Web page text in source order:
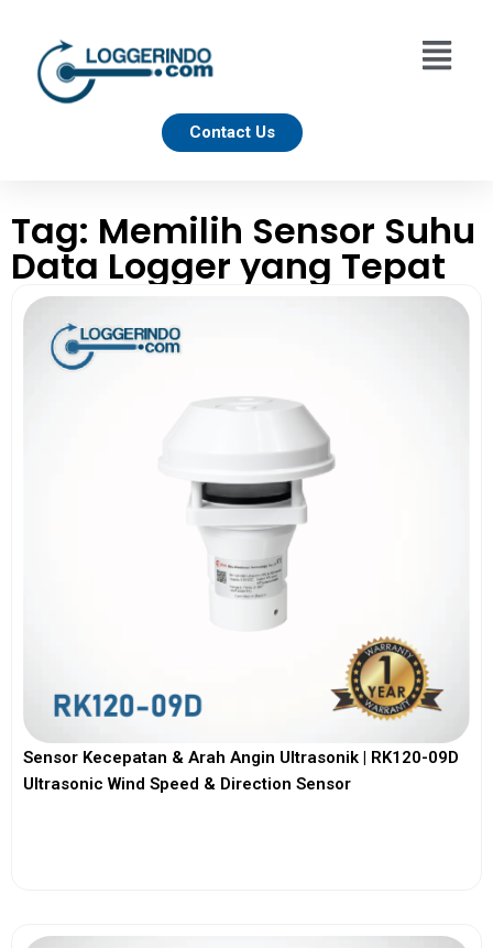
Contact Us
Tag: Memilih Sensor Suhu
Data Logger yang Tepat
Sensor Kecepatan & Arah Angin Ultrasonik | RK120-09D
Ultrasonic Wind Speed & Direction Sensor